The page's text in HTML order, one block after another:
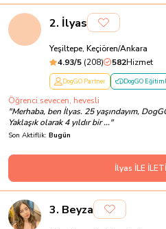
2. İlyas
Yeşiltepe, Keçiören/Ankara
4.93/5 (208) 582Hizmet
DogGO Partner DogGO
Öğrenci sevecen, hevesli
"Merhaba, ben İlyas. 25 yaşındayım,
Yaklaşık olarak 4 yıldır bir ..."
Son Aktiflik: Bugün
İlyas İLE
3. Beyza